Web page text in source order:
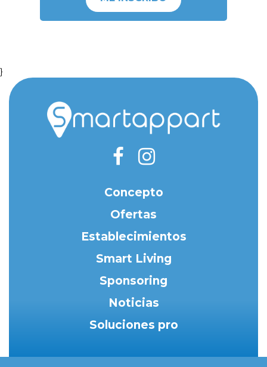
}
Concepto
Ofertas
Establecimientos
Smart Living
Sponsoring
Noticias
Soluciones pro